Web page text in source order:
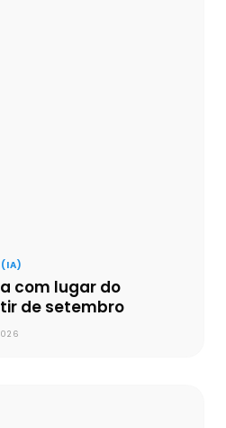
(IA)
com lugar do
de setembro